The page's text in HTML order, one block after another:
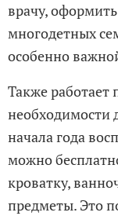
врачу,
многодетных
особенно
Также работает
необходимости
начала года
можно
кроватку,
предметы. Это